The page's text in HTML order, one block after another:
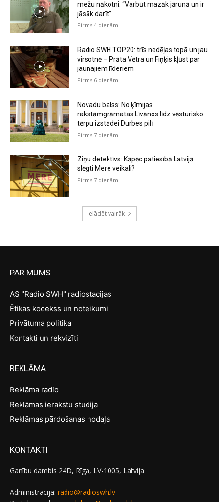
mežu nākotni: “Varbūt mazāk jārunā un ir
jāsāk darīt”
Pirms 4 dienām
Radio SWH TOP20: trīs nedēļas topā un jau
virsotnē – Prāta Vētra un Fiņķis kļūst par
jaunajiem līderiem
Pirms 6 dienām
Novadu balss: No ķīmijas
rakstāmgrāmatas Līvānos līdz vēsturisko
tērpu izstādei Durbes pilī
Pirms 7 dienām
Ziņu detektīvs: Kāpēc patiesībā Latvijā
slēgti Mere veikali?
Pirms 7 dienām
Ielādēt vairāk
PAR MUMS
AS "Radio SWH" radiostacijas
Ētikas kodekss un noteikumi
Privātuma politika
Kontakti un rekvizīti
REKLĀMA
Reklāma radio
Reklāmas ierakstu studija
Reklāmas pārdošanas nodaļa
KONTAKTI
Ganību dambis 24D, Rīga, LV-1005, Latvija
Administrācija: radio@radioswh.lv